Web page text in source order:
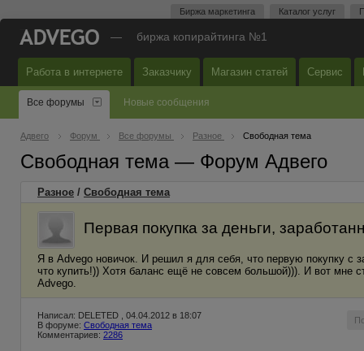
Биржа маркетинга Каталог услуг
— биржа копирайтинга №1
Работа в интернете Заказчику Магазин статей Сервис
Все форумы Новые сообщения
Адвего Форум Все форумы Разное Свободная тема
Свободная тема — Форум Адвего
Разное / Свободная тема
Первая покупка за деньги,
Я в Advego новичок. И решил я для себя, что первую покупку с
что купить!)) Хотя баланс ещё не совсем большой))). И вот мне
Advego.
Написал: DELETED , 04.04.2012 в 18:07
В форуме: Свободная тема
Комментариев: 2286